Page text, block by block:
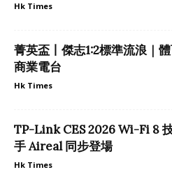
Hk Times
菁英盃丨傑志1:2標準流浪｜
商業電台
Hk Times
TP-Link CES 2026 Wi-Fi 8
手 Aireal 同步登場
Hk Times